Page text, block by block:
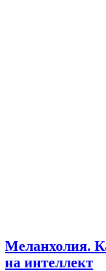
Меланхолия.
на интеллект